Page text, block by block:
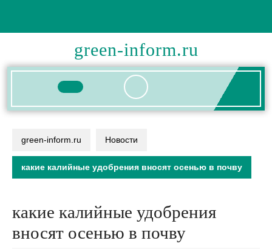
содержимому
green-inform.ru
Кнопка
green-inform.ru Новости
какие калийные удобрения вносят осенью в почву
какие калийные удобрения
вносят осенью в почву